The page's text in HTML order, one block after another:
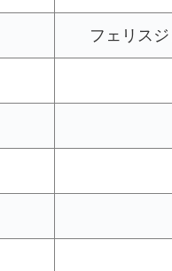
フェリス